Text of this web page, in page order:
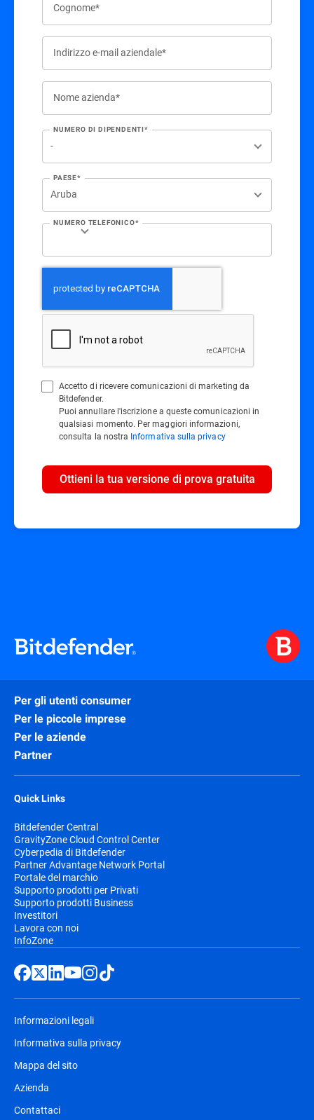
Cognome*
Indirizzo e-mail aziendale*
Nome azienda*
NUMERO DI DIPENDENTI*
PAESE*
NUMERO TELEFONICO*
Accetto di ricevere comunicazioni di marketing da
Bitdefender.
Puoi annullare l'iscrizione a queste comunicazioni in
qualsiasi momento. Per maggiori informazioni,
consulta la nostra Informativa sulla privacy
Ottieni la tua versione di prova gratuita
Per gli utenti consumer
Per le piccole imprese
Per le aziende
Partner
Quick Links
Bitdefender Central
GravityZone Cloud Control Center
Cyberpedia di Bitdefender
Partner Advantage Network Portal
Portale del marchio
Supporto prodotti per Privati
Supporto prodotti Business
Investitori
Lavora con noi
InfoZone
Informazioni legali
Informativa sulla privacy
Mappa del sito
Azienda
Contattaci